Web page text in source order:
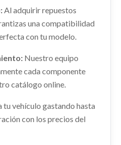
2500 TD (4-PTAS.)
DERECHA
IZQUIERDA
2500 TD (4-PTAS.)
(L040) 2500 TD (4-PTAS.)
DERECHO
Al adquirir repuestos
una compatibilidad
con tu modelo.
Nuestro equipo
cada componente
catálogo online.
tu vehículo gastando hasta
con los precios del